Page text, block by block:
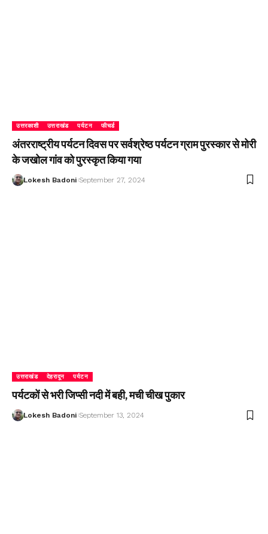
उत्तरकाशी उत्तराखंड पर्यटन फीचर्ड
अंतरराष्ट्रीय पर्यटन दिवस पर सर्वश्रेष्ठ पर्यटन ग्राम पुरस्कार से मोरी
के जखोल गांव को पुरस्कृत किया गया
Lokesh Badoni September 27, 2024
उत्तराखंड देहरादून पर्यटन
पर्यटकों से भरी जिप्सी नदी में बही, मची चीख पुकार
Lokesh Badoni September 13, 2024